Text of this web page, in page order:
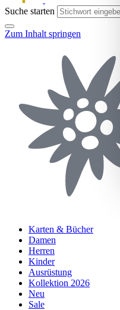
Suche starten
Zum Inhalt springen
Karten & Bücher
Damen
Herren
Kinder
Ausrüstung
Kollektion 2026
Neu
Sale